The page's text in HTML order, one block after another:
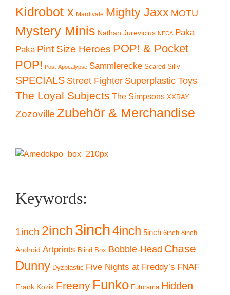
Kidrobot x Mardivale Mighty Jaxx MOTU
Mystery Minis Nathan Jurevicius NECA Paka
Paka Pint Size Heroes POP! & Pocket
POP! Post-Apocalypse Sammlerecke Scared Silly
SPECIALS Street Fighter Superplastic Toys
The Loyal Subjects The Simpsons XXRAY
Zozoville Zubehör & Merchandise
Keywords:
1inch 2inch 3inch4inch 5inch 6inch 8inch
Android Artprints Blind Box Bobble-Head Chase
Dunny Dyzplastic Five Nights at Freddy’s FNAF
Frank Kozik Freeny Funko Futurama Hidden